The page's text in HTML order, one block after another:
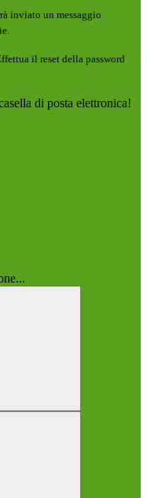
inviato un messaggio
il reset della password
di posta elettronica!